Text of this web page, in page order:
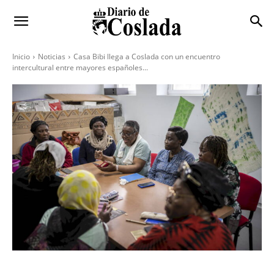
Inicio Noticias
Casa Bibi llega a Coslada con un encuentro
intercultural entre mayores españoles...